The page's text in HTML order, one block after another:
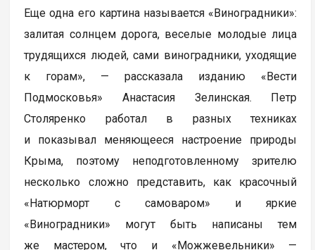
Еще одна его картина называется «Виноградники»:
залитая солнцем дорога, веселые молодые лица
трудящихся людей, сами виноградники, уходящие
к горам», — рассказала изданию «Вести
Подмосковья» Анастасия Зелинская. Петр
Столяренко работал в разных техниках
и показывал меняющееся настроение природы
Крыма, поэтому неподготовленному зрителю
несколько сложно представить, как красочный
«Натюрморт с самоваром» и яркие
«Виноградники» могут быть написаны тем
же мастером, что и «Можжевельники» —